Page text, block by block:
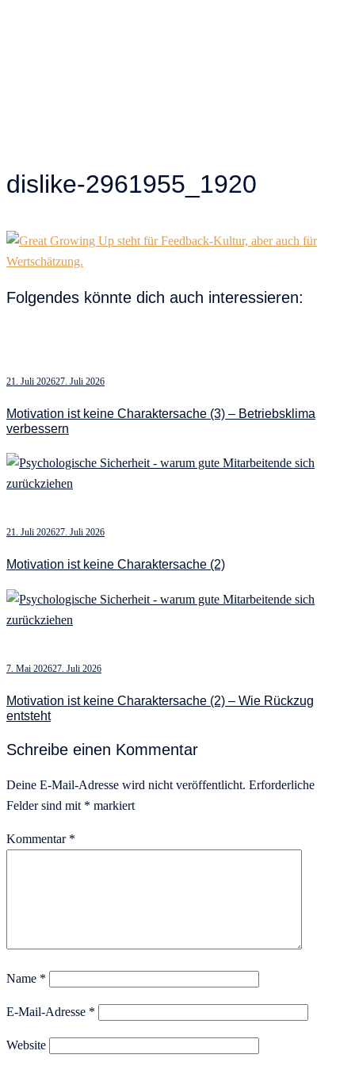
dislike-2961955_1920
Folgendes könnte dich auch interessieren:
21. Juli 202627. Juli 2026
Motivation ist keine Charaktersache (3) – Betriebsklima
verbessern
21. Juli 202627. Juli 2026
Motivation ist keine Charaktersache (2)
7. Mai 202627. Juli 2026
Motivation ist keine Charaktersache (2) – Wie Rückzug
entsteht
Schreibe einen Kommentar
Deine E-Mail-Adresse wird nicht veröffentlicht. Erforderliche
Felder sind mit * markiert
Kommentar *
Name *
E-Mail-Adresse *
Website